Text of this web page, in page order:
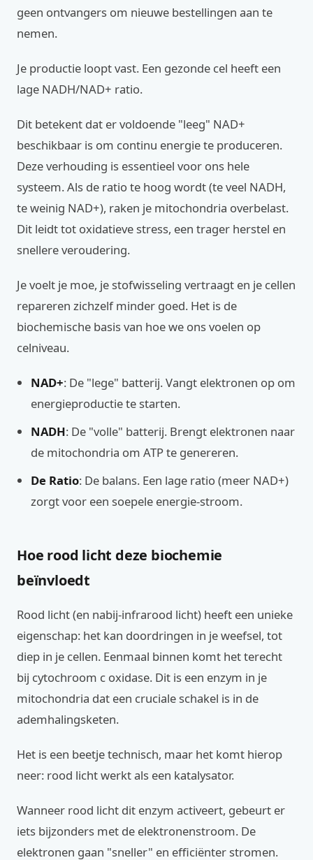
geen ontvangers om nieuwe bestellingen aan te
nemen.
Je productie loopt vast. Een gezonde cel heeft een
lage NADH/NAD+ ratio.
Dit betekent dat er voldoende "leeg" NAD+
beschikbaar is om continu energie te produceren.
Deze verhouding is essentieel voor ons hele
systeem. Als de ratio te hoog wordt (te veel NADH,
te weinig NAD+), raken je mitochondria overbelast.
Dit leidt tot oxidatieve stress, een trager herstel en
snellere veroudering.
Je voelt je moe, je stofwisseling vertraagt en je cellen
repareren zichzelf minder goed. Het is de
biochemische basis van hoe we ons voelen op
celniveau.
NAD+: De "lege" batterij. Vangt elektronen op om
energieproductie te starten.
NADH: De "volle" batterij. Brengt elektronen naar
de mitochondria om ATP te genereren.
De Ratio: De balans. Een lage ratio (meer NAD+)
zorgt voor een soepele energie-stroom.
Hoe rood licht deze biochemie
beïnvloedt
Rood licht (en nabij-infrarood licht) heeft een unieke
eigenschap: het kan doordringen in je weefsel, tot
diep in je cellen. Eenmaal binnen komt het terecht
bij cytochroom c oxidase. Dit is een enzym in je
mitochondria dat een cruciale schakel is in de
ademhalingsketen.
Het is een beetje technisch, maar het komt hierop
neer: rood licht werkt als een katalysator.
Wanneer rood licht dit enzym activeert, gebeurt er
iets bijzonders met de elektronenstroom. De
elektronen gaan "sneller" en efficiënter stromen.